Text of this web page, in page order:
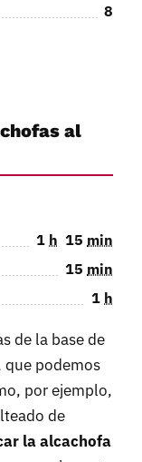
8
al
1 h 15 min
15 min
1 h
de la base de
podemos
por ejemplo,
de
la alcachofa